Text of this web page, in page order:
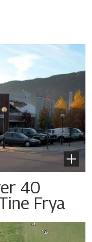
40
Frya